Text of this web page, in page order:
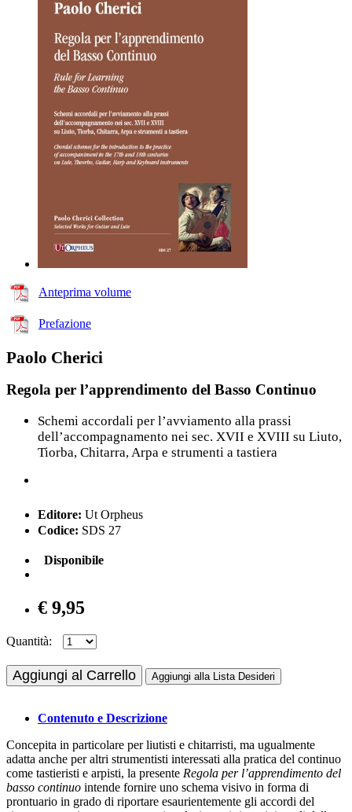
Anteprima volume
Prefazione
Paolo Cherici
Regola per l’apprendimento del Basso Continuo
Schemi accordali per l’avviamento alla prassi
dell’accompagnamento nei sec. XVII e XVIII su Liuto,
Tiorba, Chitarra, Arpa e strumenti a tastiera
Editore: Ut Orpheus
Codice: SDS 27
Disponibile
€ 9,95
Quantità:
Aggiungi al Carrello Aggiungi alla Lista Desideri
Contenuto e Descrizione
Concepita in particolare per liutisti e chitarristi, ma ugualmente
adatta anche per altri strumentisti interessati alla pratica del continuo
come tastieristi e arpisti, la presente Regola per l’apprendimento del
basso continuo intende fornire uno schema visivo in forma di
prontuario in grado di riportare esaurientemente gli accordi del